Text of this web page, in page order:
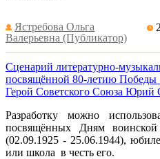
Ястребова Ольга
Валерьевна (Публикатор)
Сценарий литературно-
посвящённой 80-летию Победы
Герой Советского Союза Юрий
Разработку можно
посвящённых Дням
(02.09.1925 - 25.06.1944),
или школа в честь его.